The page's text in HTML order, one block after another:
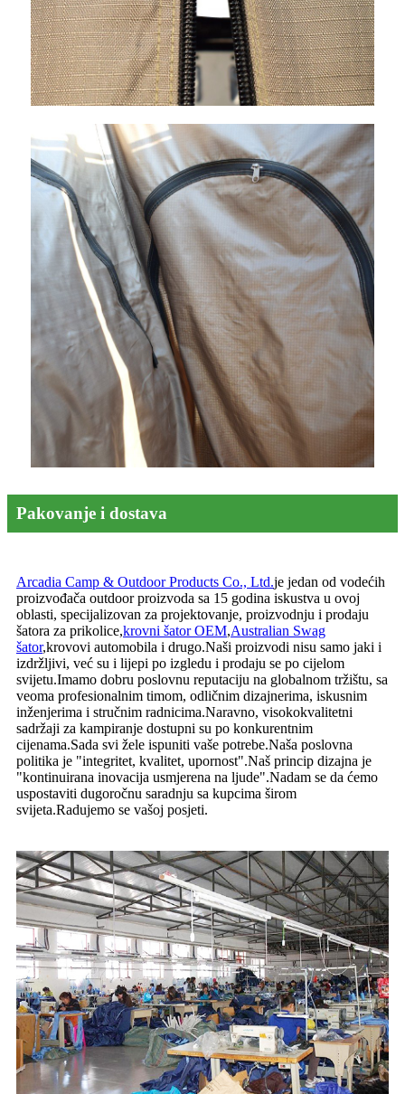
Pakovanje i dostava
Arcadia Camp & Outdoor Products Co., Ltd.je jedan od vodećih
proizvođača outdoor proizvoda sa 15 godina iskustva u ovoj
oblasti, specijalizovan za projektovanje, proizvodnju i prodaju
šatora za prikolice,krovni šator OEM,Australian Swag
šator,krovovi automobila i drugo.Naši proizvodi nisu samo jaki i
izdržljivi, već su i lijepi po izgledu i prodaju se po cijelom
svijetu.Imamo dobru poslovnu reputaciju na globalnom tržištu, sa
veoma profesionalnim timom, odličnim dizajnerima, iskusnim
inženjerima i stručnim radnicima.Naravno, visokokvalitetni
sadržaji za kampiranje dostupni su po konkurentnim
cijenama.Sada svi žele ispuniti vaše potrebe.Naša poslovna
politika je "integritet, kvalitet, upornost".Naš princip dizajna je
"kontinuirana inovacija usmjerena na ljude".Nadam se da ćemo
uspostaviti dugoročnu saradnju sa kupcima širom
svijeta.Radujemo se vašoj posjeti.